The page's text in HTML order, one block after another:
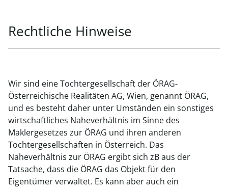
Rechtliche Hinweise
Wir sind eine Tochtergesellschaft der ÖRAG-
Österreichische Realitäten AG, Wien, genannt ÖRAG,
und es besteht daher unter Umständen ein sonstiges
wirtschaftliches Naheverhältnis im Sinne des
Maklergesetzes zur ÖRAG und ihren anderen
Tochtergesellschaften in Österreich. Das
Naheverhältnis zur ÖRAG ergibt sich zB aus der
Tatsache, dass die ÖRAG das Objekt für den
Eigentümer verwaltet. Es kann aber auch ein